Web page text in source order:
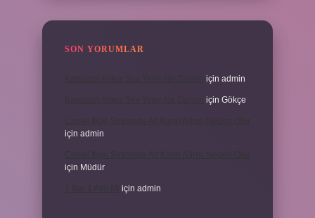
SON YORUMLAR
için admin
için Gökçe
için admin
için Müdür
için admin